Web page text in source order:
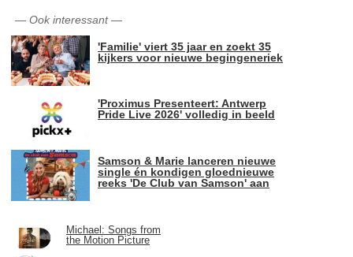
— Ook interessant—
'Familie' viert 35 jaar en zoekt 35
kijkers voor nieuwe begingeneriek
'Proximus Presenteert: Antwerp
Pride Live 2026' volledig in beeld
Samson & Marie lanceren nieuwe
single én kondigen gloednieuwe
reeks 'De Club van Samson' aan
Michael: Songs from
the Motion Picture